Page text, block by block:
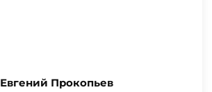
Евгений Прокопьев